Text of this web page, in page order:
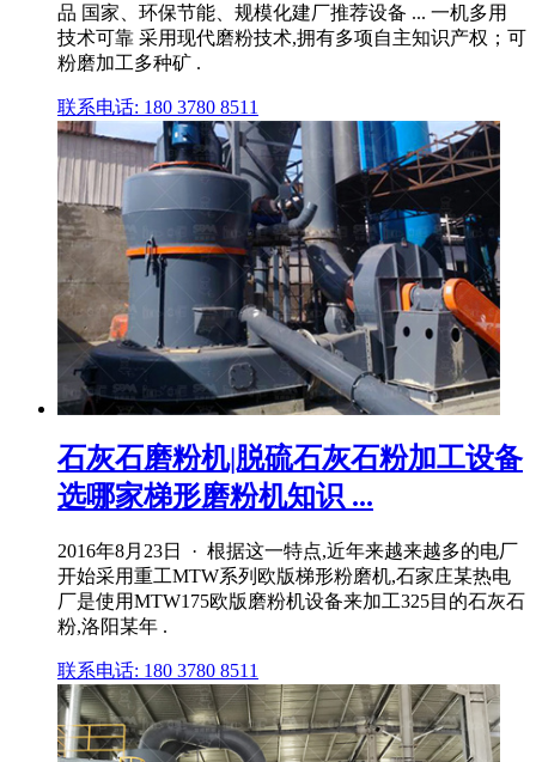
品 国家、环保节能、规模化建厂推荐设备 ... 一机多用
技术可靠 采用现代磨粉技术,拥有多项自主知识产权；可
粉磨加工多种矿 .
联系电话: 180 3780 8511
石灰石磨粉机|脱硫石灰石粉加工设备
选哪家梯形磨粉机知识 ...
2016年8月23日 · 根据这一特点,近年来越来越多的电厂
开始采用重工MTW系列欧版梯形粉磨机,石家庄某热电
厂是使用MTW175欧版磨粉机设备来加工325目的石灰石
粉,洛阳某年 .
联系电话: 180 3780 8511